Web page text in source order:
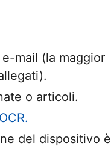
mail (la maggior
o articoli.
del dispositivo è